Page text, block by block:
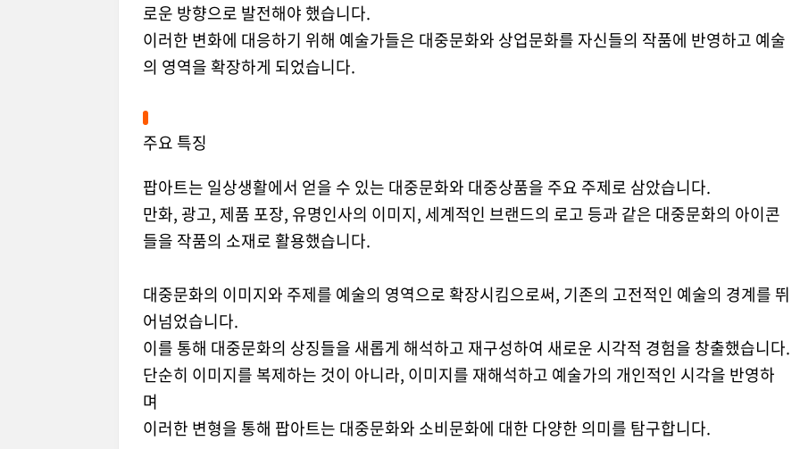
로운 방향으로 발전해야 했습니다.
이러한 변화에 대응하기 위해 예술가들은 대중문화와 상업문화를 자신들의 작품에 반영하고 예술
의 영역을 확장하게 되었습니다.
주요 특징
팝아트는 일상생활에서 얻을 수 있는 대중문화와 대중상품을 주요 주제로 삼았습니다.
만화, 광고, 제품 포장, 유명인사의 이미지, 세계적인 브랜드의 로고 등과 같은 대중문화의 아이콘
들을 작품의 소재로 활용했습니다.
대중문화의 이미지와 주제를 예술의 영역으로 확장시킴으로써, 기존의 고전적인 예술의 경계를 뛰
어넘었습니다.
이를 통해 대중문화의 상징들을 새롭게 해석하고 재구성하여 새로운 시각적 경험을 창출했습니다.
단순히 이미지를 복제하는 것이 아니라, 이미지를 재해석하고 예술가의 개인적인 시각을 반영하
며
이러한 변형을 통해 팝아트는 대중문화와 소비문화에 대한 다양한 의미를 탐구합니다.